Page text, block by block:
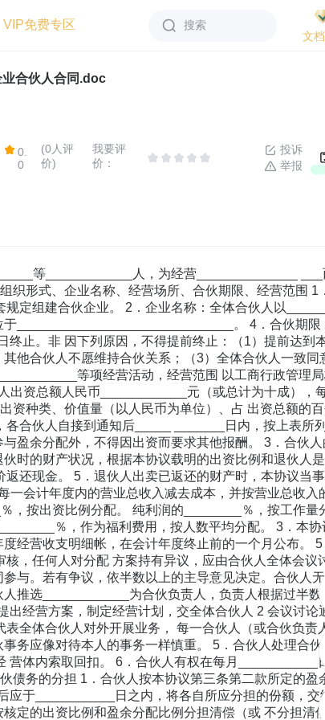
VIP免费专区
搜索
文
业合伙人合同.doc
0.
0
(0人评
价)
我要评
价：
投诉
举报
等____________人，为经营______________
织形式、企业名称、经营场所、合伙期限、经营范围 1
定组建合伙企业。 2．企业名称：全体合伙人以
______________________________。 4．合伙期
止。非 因下列原因，不得提前终止：（1）提前达到
他合伙人不愿维持合伙关系；（3）全体合伙人一致同
等项经营活动，经营范围 以工商行政管理
出资总额人民币____________元（或总计为十成），
资种类、价值量（以人民币为单位）、占 出资总额的
合伙人自接到通知后_____ _______日内，按上表所
盈余分配外，不得因出资而要求其他报酬。 3．合伙
时的财产状况，根据本协议载明的出资比例和退伙人
还现金。 5．退伙人出卖已返还的财产时，本协议当
会计年度内的营业总收入减去成本，并按营业总收入
，按出资比例分配。 纯利润的________％，按工作量
％，作为福利费用，按人数平均分配。 3．本
经营收支明细帐，在会计年度终止前的一个月公布。
，任何人对分配 方案持有异议，应由合伙人全体会议
与。若有争议，依半数以上的主导意见决定。合伙人
推选____________为合伙负责人，负责人根据过半数
经营方案，制定经营计划，交全体合伙人 2 会议讨论
全体合伙人对外开展业务， 每一合伙人（或合伙负责
务应像对待本人的事务一样慎重。 5．合伙人处理合
营体内索取回扣。 6．合伙人有权在每月___________
债务的分担 1．合伙人按本协议第三条第二款所定的盈
应于___________日之内，将各自所应分担的份额，交
定的出资比例和盈余分配比例分担清偿（或 不分担清